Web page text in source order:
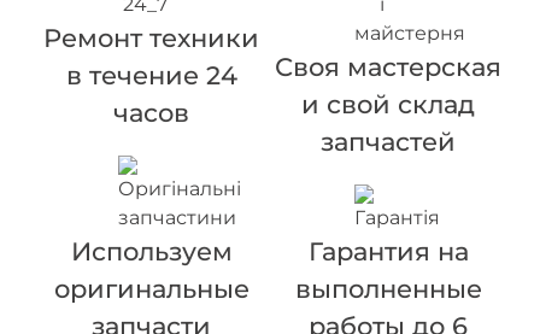
Ремонт техники
в течение 24
часов
Используем
оригинальные
запчасти
Своя мастерская
и свой склад
запчастей
Гарантия на
выполненные
работы до 6